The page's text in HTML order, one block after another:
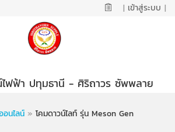
| เข้าสู่ระบบ |
ฟฟ้า ปทุมธานี - ศิริถาวร ซัพพลาย
นไลน์ » โคมดาวน์ไลท์ รุ่น Meson Gen